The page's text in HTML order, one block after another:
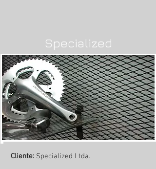
Specialized
Cliente: Specialized Ltda.